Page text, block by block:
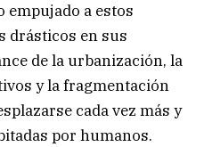
empujado a estos
drásticos en sus
de la urbanización, la
y la fragmentación
cada vez más y
por humanos.